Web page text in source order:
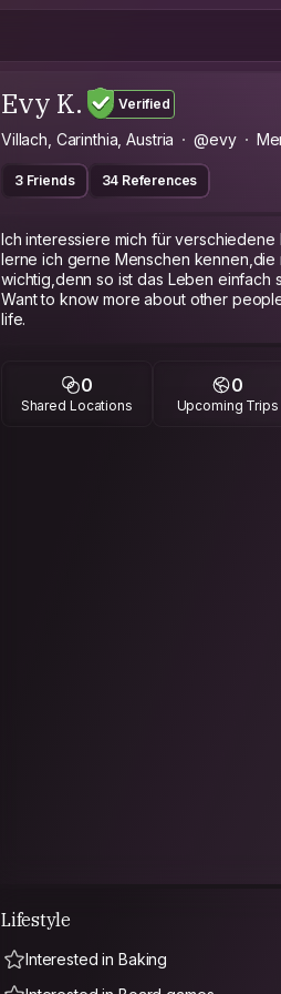
Evy K. Verified
Villach, Carinthia, Austria @evy
3 Friends 34 References
Ich interessiere mich für
lerne ich gerne Menschen kennen,die
wichtig,denn so ist das Leben einfach
Want to know more about other
life.
0
Shared Locations
0
Upcoming Trips
Lifestyle
Interested in Baking